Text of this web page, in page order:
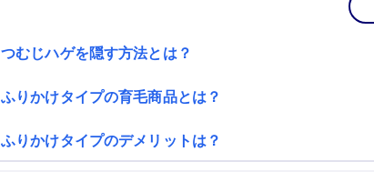
つむじハゲを隠す方法とは？
ふりかけタイプの育毛商品とは？
ふりかけタイプのデメリットは？